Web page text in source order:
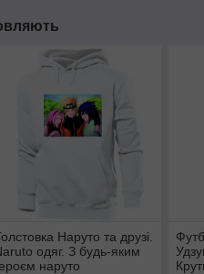
Наруто та друзі.
одяг. З будь-яким
наруто